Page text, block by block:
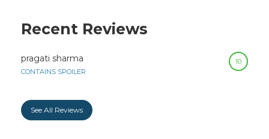
Recent Reviews
10
pragati sharma
CONTAINS SPOILER
See All Reviews